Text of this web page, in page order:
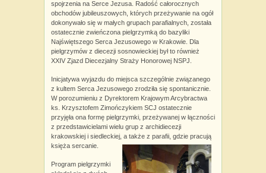
spojrzenia na Serce Jezusa. Radość całorocznych
obchodów jubileuszowych, których przeżywanie na ogół
dokonywało się w małych grupach parafialnych, została
ostatecznie zwieńczona pielgrzymką do bazyliki
Najświętszego Serca Jezusowego w Krakowie. Dla
pielgrzymów z diecezji sosnowieckiej był to również
XXIV Zjazd Diecezjalny Straży Honorowej NSPJ.
Inicjatywa wyjazdu do miejsca szczególnie związanego
z kultem Serca Jezusowego zrodziła się spontanicznie.
W porozumieniu z Dyrektorem Krajowym Arcybractwa
ks. Krzysztofem Zimończykiem SCJ ostatecznie
przyjęła ona formę pielgrzymki, przeżywanej w łączności
z przedstawicielami wielu grup z archidiecezji
krakowskiej i siedleckiej, a także z parafii, gdzie pracują
księża sercanie.
Program pielgrzymki